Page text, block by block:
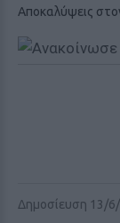
Αποκαλύψεις
Δημοσίευση 13/